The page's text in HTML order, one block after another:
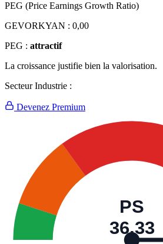
PEG (Price Earnings Growth Ratio)
GEVORKYAN : 0,00
PEG : attractif
La croissance justifie bien la valorisation.
Secteur Industrie :
Devenez Premium
PS
36,33